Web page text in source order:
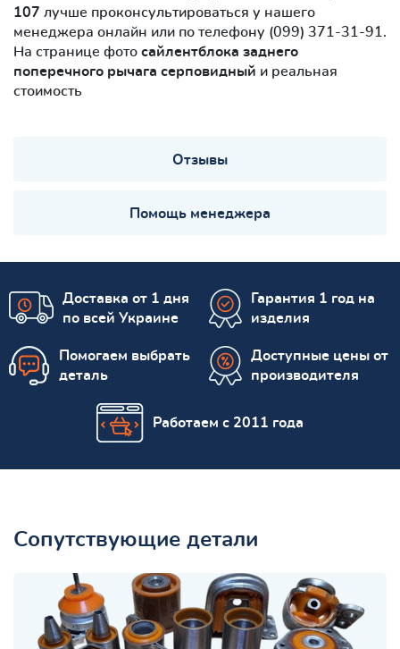
107 лучше проконсультироваться у нашего
менеджера онлайн или по телефону (099) 371-31-91.
На странице фото сайлентблокa заднего
поперечного рычага серповидный и реальная
стоимость
Отзывы
Помощь менеджера
Доставка от 1 дня
по всей Украине
Гарантия 1 год на
изделия
Помогаем выбрать
деталь
Доступные цены от
производителя
Работаем с 2011 года
Сопутствующие детали